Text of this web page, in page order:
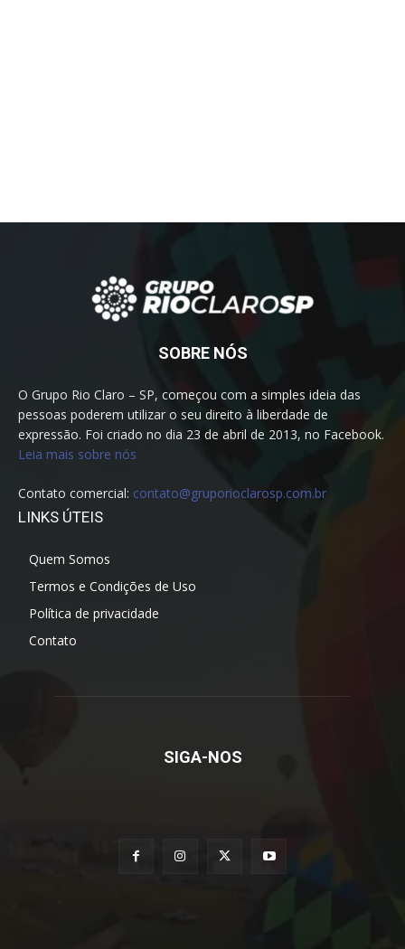
SOBRE NÓS
O Grupo Rio Claro – SP, começou com a simples ideia das
pessoas poderem utilizar o seu direito à liberdade de
expressão. Foi criado no dia 23 de abril de 2013, no Facebook.
Leia mais sobre nós
Contato comercial: contato@gruporioclarosp.com.br
LINKS ÚTEIS
Quem Somos
Termos e Condições de Uso
Política de privacidade
Contato
SIGA-NOS